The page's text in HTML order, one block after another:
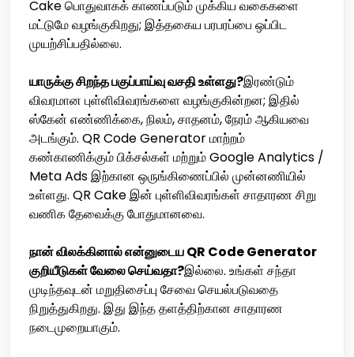
Cake பொதுவாகக் காணப்படும் முக்கிய வகைகளை
மட்டுமே வழங்குகிறது; இத்தகைய பரபரப்பை ஒப்பிட
முயற்சிப்பதில்லை.
யாருக்கு சிறந்த பகுப்பாய்வு வசதி உள்ளது?இரண்டும்
விவரமான புள்ளிவிவரங்களை வழங்குகின்றன; இதில்
ஸ்கேன் எண்ணிக்கை, நிலம், சாதனம், நேரம் ஆகியவை
அடங்கும். QR Code Generator மாற்றம்
கண்காணிக்கும் பிக்சல்கள் மற்றும் Google Analytics /
Meta Ads இற்கான ஒருங்கிணைப்பில் முன்னணியில்
உள்ளது. QR Cake இன் புள்ளிவிவரங்கள் சாதாரண சிறு
வணிக தேவைக்கு போதுமானவை.
நான் விலக்கினால் என்னுடைய QR Code Generator
குறியீடுகள் வேலை செய்வதா?இல்லை. உங்கள் சந்தா
முடிந்தவுடன் மறுதிசைப்பு சேவை செயல்படுவதை
நிறுத்துகிறது. இது இந்த தளத்திற்கான சாதாரண
நடைமுறையாகும்.